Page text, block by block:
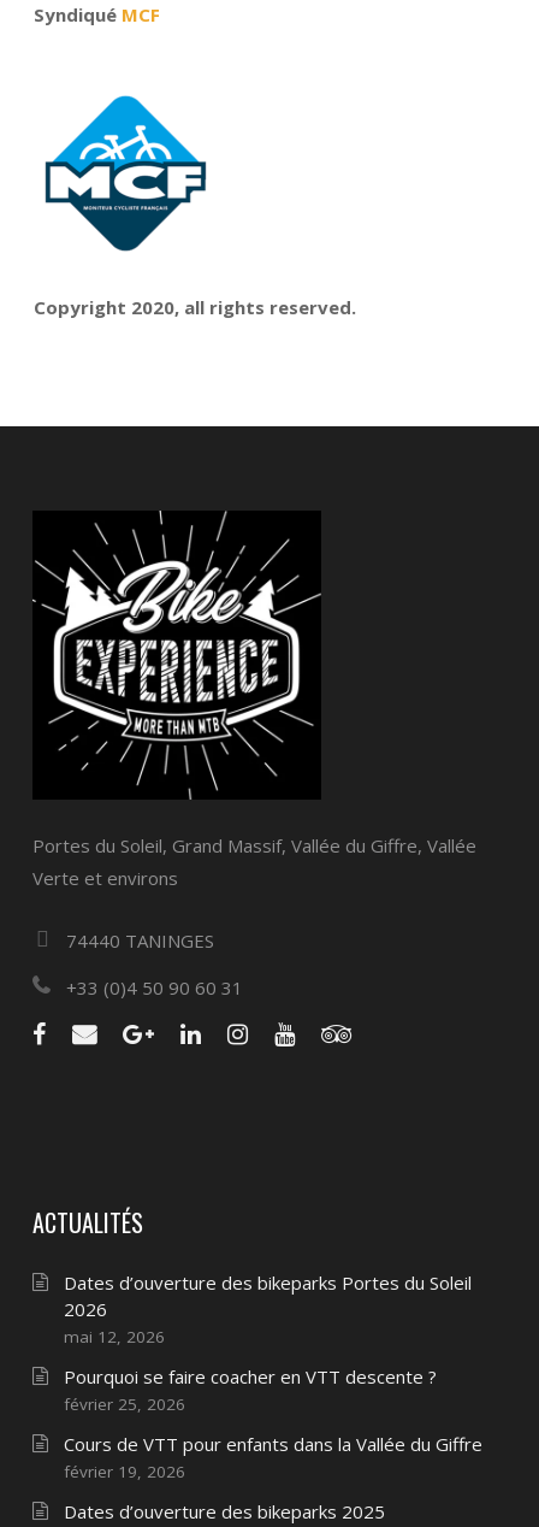
Syndiqué MCF
Copyright 2020, all rights reserved.
Portes du Soleil, Grand Massif, Vallée du Giffre, Vallée
Verte et environs
74440 TANINGES
+33 (0)4 50 90 60 31
ACTUALITÉS
Dates d’ouverture des bikeparks Portes du Soleil
2026
mai 12, 2026
Pourquoi se faire coacher en VTT descente ?
février 25, 2026
Cours de VTT pour enfants dans la Vallée du Giffre
février 19, 2026
Dates d’ouverture des bikeparks 2025